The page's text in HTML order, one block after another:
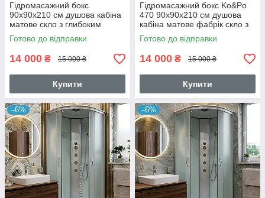
Гідромасажний бокс
90х90х210 см душова кабіна
матове скло з глибоким
піддономм
Готово до відправки
14 000 ₴ 15 000 ₴
Купити
Гідромасажний бокс Ko&Po
470 90х90х210 см душова
кабіна матове фабрік скло з
глибоким піддоном
Готово до відправки
14 000 ₴ 15 000 ₴
Купити
–6% –6%